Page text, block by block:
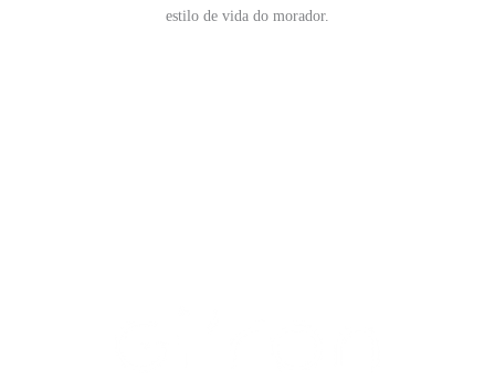
estilo de vida do morador.